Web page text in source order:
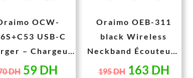
OCW-
USB-C
– Chargeur
avec Câble
DH 59 DH
Oraimo OEB-311
black Wireless
Neckband Écouteurs
Bluetooth avec
195DH 163 DH